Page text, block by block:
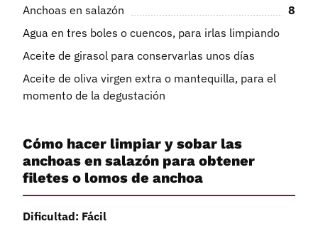
Anchoas en salazón
8
Agua en tres boles o cuencos, para irlas limpiando
Aceite de girasol para conservarlas unos días
Aceite de oliva virgen extra o mantequilla, para el
momento de la degustación
Cómo hacer limpiar y sobar las
anchoas en salazón para obtener
filetes o lomos de anchoa
Dificultad: Fácil